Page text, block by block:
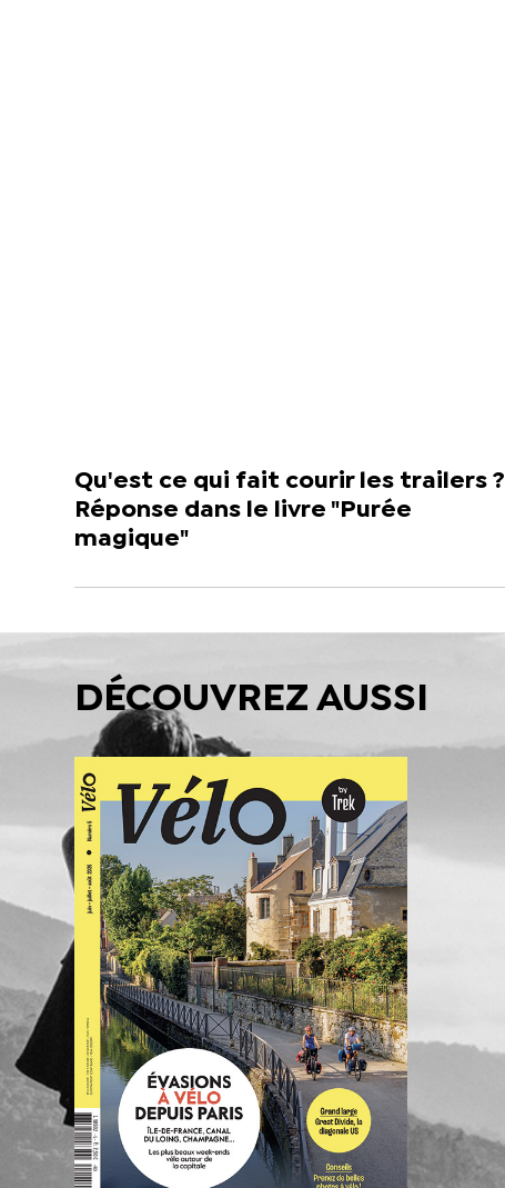
Qu'est ce qui fait courir les trailers ?
Réponse dans le livre "Purée
magique"
DÉCOUVREZ AUSSI